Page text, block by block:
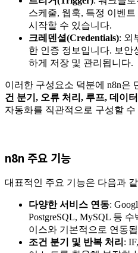
스케줄, 웹훅, 특정 이벤
시작할 수 있습니다.
크레덴셜(Credentials): 외
한 인증 정보입니다. 보안
하게 저장 및 관리됩니다.
이러한 구성요소 덕분에 n8n은
건 분기, 오류 처리, 루프, 데이
자동화를 직관적으로 구성할
n8n 주요 기능
대표적인 주요 기능은 다음과
다양한 서비스 연동:
PostgreSQL, MySQL 등
이스와 기본적으로 연동
조건 분기 및 반복 처리 :